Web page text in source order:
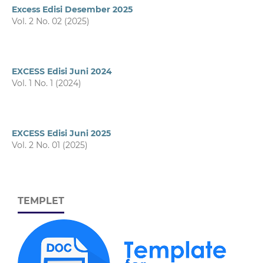
Excess Edisi Desember 2025
Vol. 2 No. 02 (2025)
EXCESS Edisi Juni 2024
Vol. 1 No. 1 (2024)
EXCESS Edisi Juni 2025
Vol. 2 No. 01 (2025)
TEMPLET